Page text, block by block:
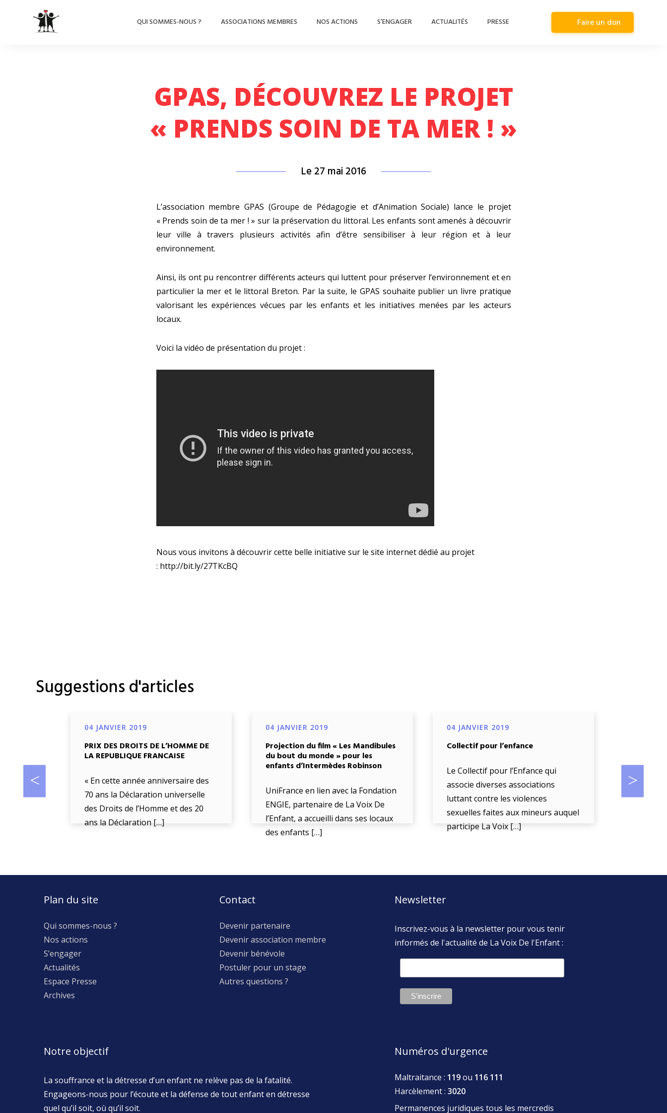
QUI SOMMES-NOUS ? ASSOCIATIONS MEMBRES NOS ACTIONS S’ENGAGER ACTUALITÉS PRESSE Faire un don
GPAS, DÉCOUVREZ LE PROJET
« PRENDS SOIN DE TA MER ! »
Le 27 mai 2016
L’association membre GPAS (Groupe de Pédagogie et d’Animation Sociale) lance le projet
« Prends soin de ta mer ! » sur la préservation du littoral. Les enfants sont amenés à découvrir
leur ville à travers plusieurs activités afin d’être sensibiliser à leur région et à leur
environnement.
Ainsi, ils ont pu rencontrer différents acteurs qui luttent pour préserver l’environnement et en
particulier la mer et le littoral Breton. Par la suite, le GPAS souhaite publier un livre pratique
valorisant les expériences vécues par les enfants et les initiatives menées par les acteurs
locaux.
Voici la vidéo de présentation du projet :
Nous vous invitons à découvrir cette belle initiative sur le site internet dédié au projet
: http://bit.ly/27TKcBQ
Suggestions d'articles
04 JANVIER 2019
PRIX DES DROITS DE L’HOMME DE
LA REPUBLIQUE FRANCAISE
« En cette année anniversaire des
70 ans la Déclaration universelle
des Droits de l’Homme et des 20
ans la Déclaration […]
04 JANVIER 2019
Projection du film « Les Mandibules
du bout du monde » pour les
enfants d’Intermèdes Robinson
UniFrance en lien avec la Fondation
ENGIE, partenaire de La Voix De
l’Enfant, a accueilli dans ses locaux
des enfants […]
04 JANVIER 2019
Collectif pour l’enfance
Le Collectif pour l’Enfance qui
associe diverses associations
luttant contre les violences
sexuelles faites aux mineurs auquel
participe La Voix […]
La Voix
Plan du site
Qui sommes-nous ?
Nos actions
S’engager
Actualités
Espace Presse
Archives
Contact
Devenir partenaire
Devenir association membre
Devenir bénévole
Postuler pour un stage
Autres questions ?
Newsletter
Inscrivez-vous à la newsletter pour vous tenir
informés de l'actualité de La Voix De l'Enfant :
Notre objectif
La souffrance et la détresse d’un enfant ne relève pas de la fatalité.
Engageons-nous pour l’écoute et la défense de tout enfant en détresse
quel qu’il soit, où qu’il soit.
Numéros d'urgence
Maltraitance : 119ou 116 111
Harcèlement : 3020
Permanences juridiques tous les mercredis